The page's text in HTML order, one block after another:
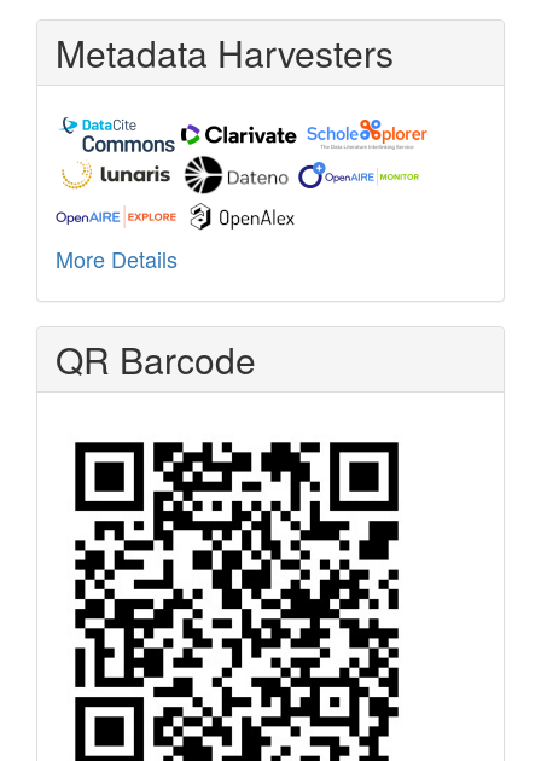
Metadata Harvesters
More Details
QR Barcode